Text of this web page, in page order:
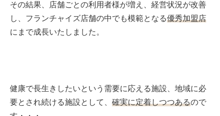
その結果、店舗ごとの利用者様が増え、経営状況が改善
し、フランチャイズ店舗の中でも模範となる優秀加盟店
にまで成長いたしました。
健康で長生きしたいという需要に応える施設、地域に必
要とされ続ける施設として、 確実に定着しつつあるので